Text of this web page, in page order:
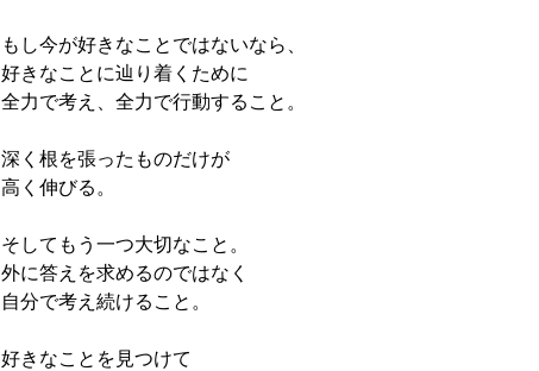
もし今が好きなことではないなら、
好きなことに辿り着くために
全力で考え、全力で行動すること。
深く根を張ったものだけが
高く伸びる。
そしてもう一つ大切なこと。
外に答えを求めるのではなく
自分で考え続けること。
好きなことを見つけて